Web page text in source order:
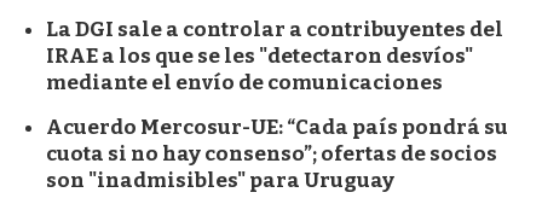
La DGI sale a controlar a contribuyentes del
IRAE a los que se les "detectaron desvíos"
mediante el envío de comunicaciones
Acuerdo Mercosur-UE: “Cada país pondrá su
cuota si no hay consenso”; ofertas de socios
son "inadmisibles" para Uruguay